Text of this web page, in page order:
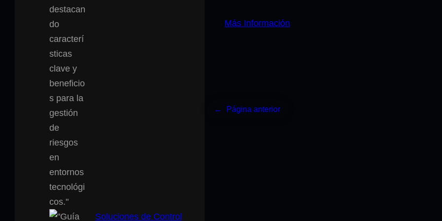
Soluciones de Control
Más Información
← Página anterior